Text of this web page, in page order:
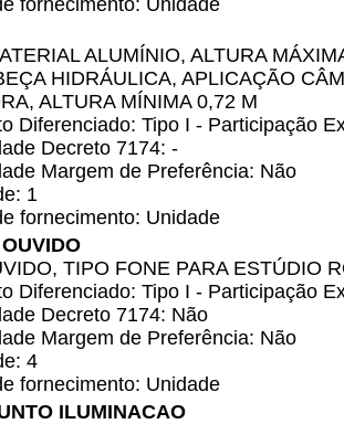
fornecimento: Unidade
ALUMÍNIO, ALTURA
HIDRÁULICA, APLICAÇÃO
ALTURA MÍNIMA 0,72 M
Diferenciado: Tipo I - Participação
Decreto 7174: -
Margem de Preferência: Não
1
fornecimento: Unidade
TIPO FONE PARA ESTÚDIO
Diferenciado: Tipo I - Participação
Decreto 7174: Não
Margem de Preferência: Não
4
fornecimento: Unidade
ILUMINACAO